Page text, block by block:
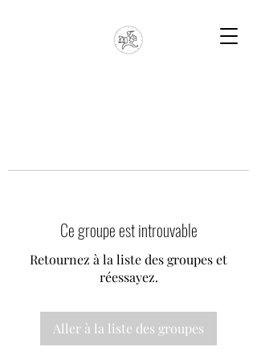
Ce groupe est introuvable
Retournez à la liste des groupes et
réessayez.
Aller à la liste des groupes